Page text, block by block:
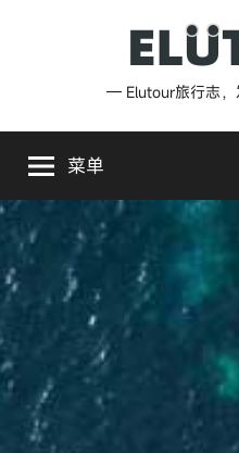
Elutour
旅
行
志
— Elutour旅行志，
菜单